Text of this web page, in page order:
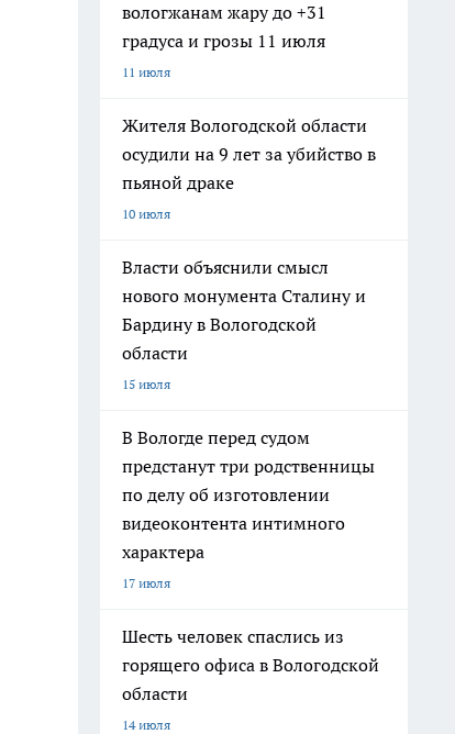
вологжанам жару до +31
градуса и грозы 11 июля
11 июля
Жителя Вологодской области
осудили на 9 лет за убийство в
пьяной драке
10 июля
Власти объяснили смысл
нового монумента Сталину и
Бардину в Вологодской
области
15 июля
В Вологде перед судом
предстанут три родственницы
по делу об изготовлении
видеоконтента интимного
характера
17 июля
Шесть человек спаслись из
горящего офиса в Вологодской
области
14 июля